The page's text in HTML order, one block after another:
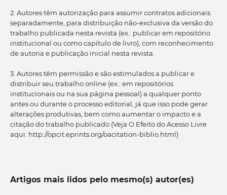
2. Autores têm autorização para assumir contratos adicionais
separadamente, para distribuição não-exclusiva da versão do
trabalho publicada nesta revista (ex.: publicar em repositório
institucional ou como capítulo de livro), com reconhecimento
de autoria e publicação inicial nesta revista.
3. Autores têm permissão e são estimulados a publicar e
distribuir seu trabalho online (ex.: em repositórios
institucionais ou na sua página pessoal) a qualquer ponto
antes ou durante o processo editorial, já que isso pode gerar
alterações produtivas, bem como aumentar o impacto e a
citação do trabalho publicado (Veja O Efeito do Acesso Livre
aqui: http://opcit.eprints.org/oacitation-biblio.html)
Artigos mais lidos pelo mesmo(s) autor(es)